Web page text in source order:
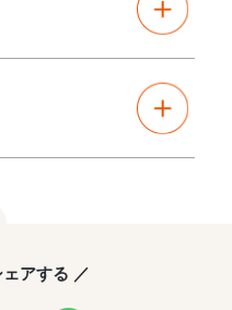
アする ／